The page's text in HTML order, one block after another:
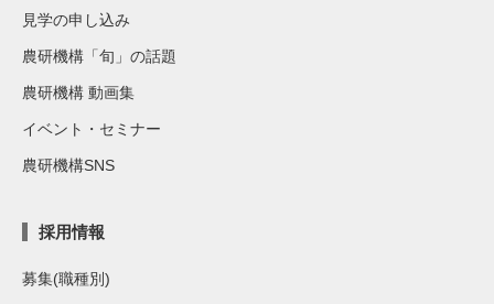
見学の申し込み
農研機構「旬」の話題
農研機構 動画集
イベント・セミナー
農研機構SNS
採用情報
募集(職種別)